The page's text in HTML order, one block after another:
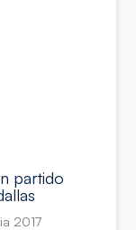
partido
2017